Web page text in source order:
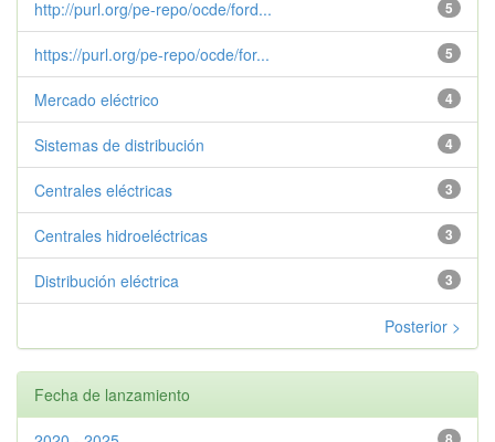
5
http://purl.org/pe-repo/ocde/ford...
5
https://purl.org/pe-repo/ocde/for...
4
Mercado eléctrico
4
Sistemas de distribución
3
Centrales eléctricas
3
Centrales hidroeléctricas
3
Distribución eléctrica
Posterior >
Fecha de lanzamiento